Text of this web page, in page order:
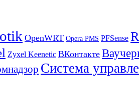
OpenWRT Opera PMS PFSense
Zyxel Keenetic ВКонтакте
Система